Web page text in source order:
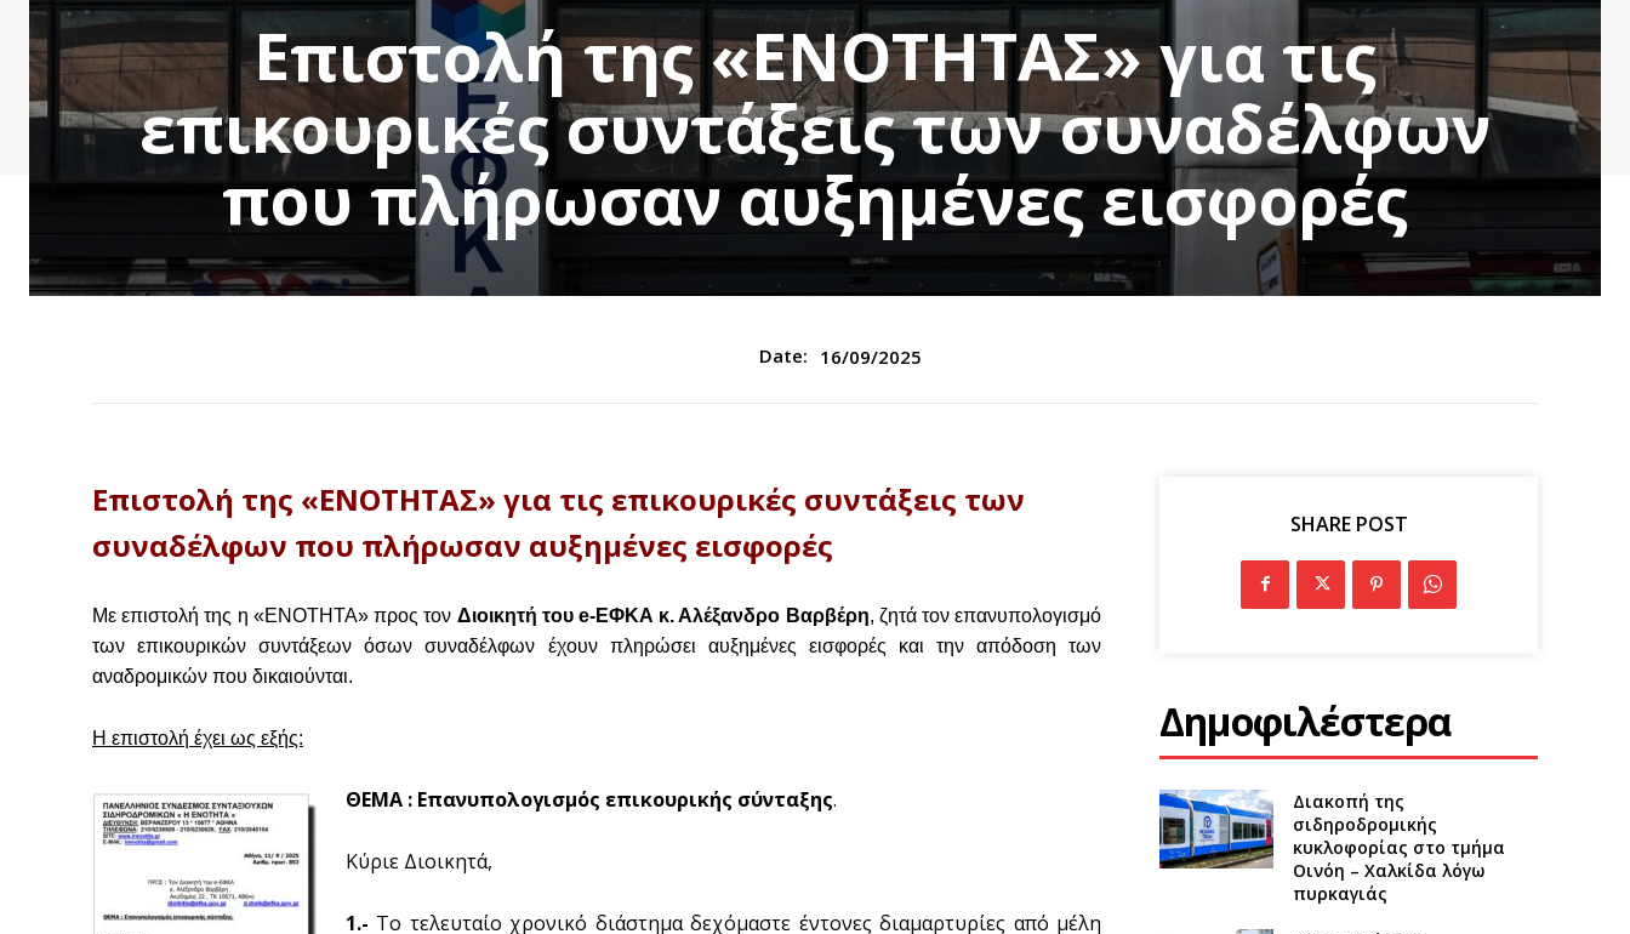
Επιστολή της «ΕΝΟΤΗΤΑΣ» για τις
επικουρικές συντάξεις των συναδέλφων
που πλήρωσαν αυξημένες εισφορές
Date: 16/09/2025
Επιστολή της «ΕΝΟΤΗΤΑΣ» για τις επικουρικές συντάξεις των
συναδέλφων που πλήρωσαν αυξημένες εισφορές
Με επιστολή της η «ΕΝΟΤΗΤΑ» προς τον Διοικητή του e-ΕΦΚΑ κ. Αλέξανδρο Βαρβέρη, ζητά τον επανυπολογισμό
των επικουρικών συντάξεων όσων συναδέλφων έχουν πληρώσει αυξημένες εισφορές και την απόδοση των
αναδρομικών που δικαιούνται.
Η επιστολή έχει ως εξής:
ΘΕΜΑ : Επανυπολογισμός επικουρικής σύνταξης.
Κύριε Διοικητά,
1.- Το τελευταίο χρονικό διάστημα δεχόμαστε έντονες διαμαρτυρίες από μέλη
SHARE POST
Δημοφιλέστερα
Διακοπή της
σιδηροδρομικής
κυκλοφορίας στο τμήμα
Οινόη – Χαλκίδα λόγω
πυρκαγιάς